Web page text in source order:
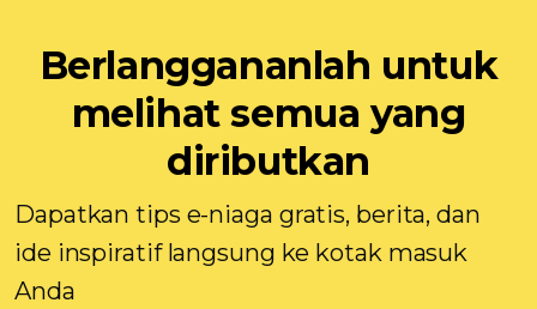
Berlanggananlah untuk
melihat semua yang
diributkan
Dapatkan tips e-niaga gratis, berita, dan
ide inspiratif langsung ke kotak masuk
Anda